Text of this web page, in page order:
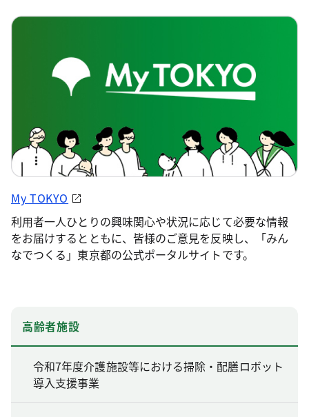
My TOKYO
利用者一人ひとりの興味関心や状況に応じて必要な情報
をお届けするとともに、皆様のご意見を反映し、「みん
なでつくる」東京都の公式ポータルサイトです。
高齢者施設
令和7年度介護施設等における掃除・配膳ロボット
導入支援事業